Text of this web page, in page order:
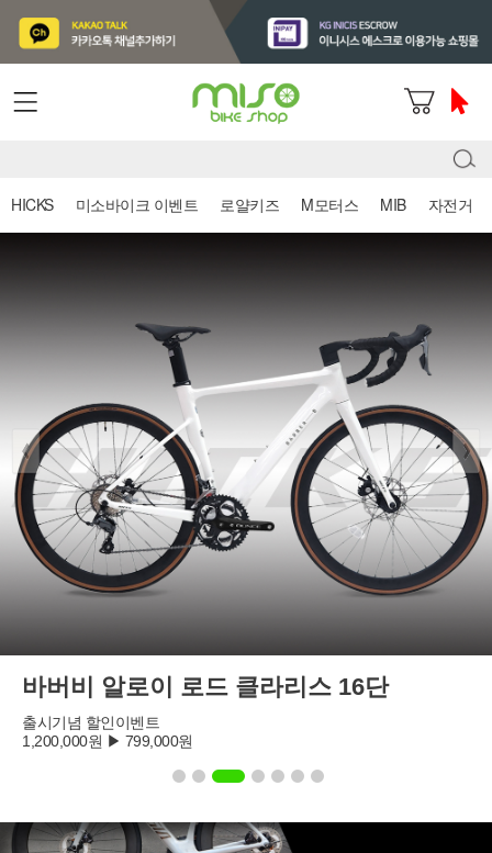
HICKS 미소바이크 이벤트 로얄키즈 M모터스 MIB 자전거
바버비 알로이 로드 클라리스 16단
출시기념 할인이벤트
1,200,000원 ▶ 799,000원